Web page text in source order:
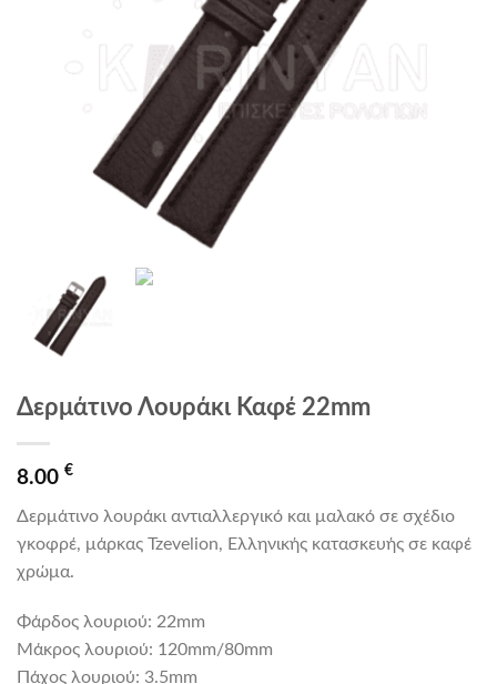
Δερμάτινο Λουράκι Καφέ 22mm
8.00 €
Δερμάτινο λουράκι αντιαλλεργικό και μαλακό σε σχέδιο
γκοφρέ, μάρκας Tzevelion, Ελληνικής κατασκευής σε καφέ
χρώμα.
Φάρδος λουριού: 22mm
Mάκρος λουριού: 120mm/80mm
Πάχος λουριού: 3.5mm